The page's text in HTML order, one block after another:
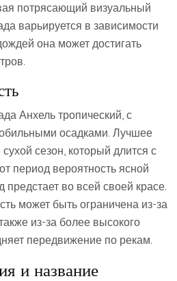
потрясающий визуальный
варьируется в зависимости
она может достигать
Анхель тропический, с
осадками. Лучшее
сезон, который длится с
период вероятность ясной
во всей своей красе.
может быть ограничена из-за
из-за более высокого
передвижение по рекам.
и название